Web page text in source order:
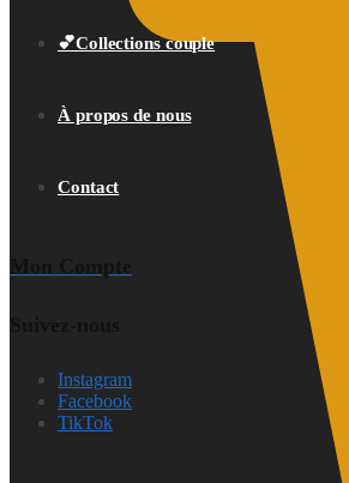
💕Collections couple
À propos de nous
Contact
Instagram
Facebook
TikTok